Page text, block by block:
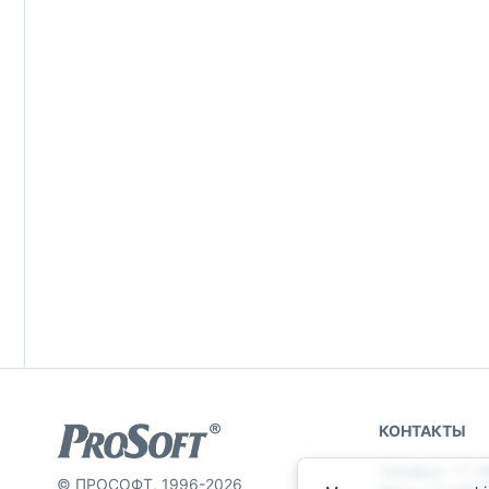
© ПРОСОФТ, 1996-2026
КОНТАКТЫ